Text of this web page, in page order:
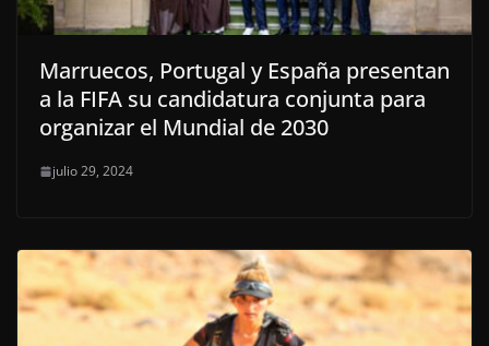
Marruecos, Portugal y España presentan
a la FIFA su candidatura conjunta para
organizar el Mundial de 2030
julio 29, 2024